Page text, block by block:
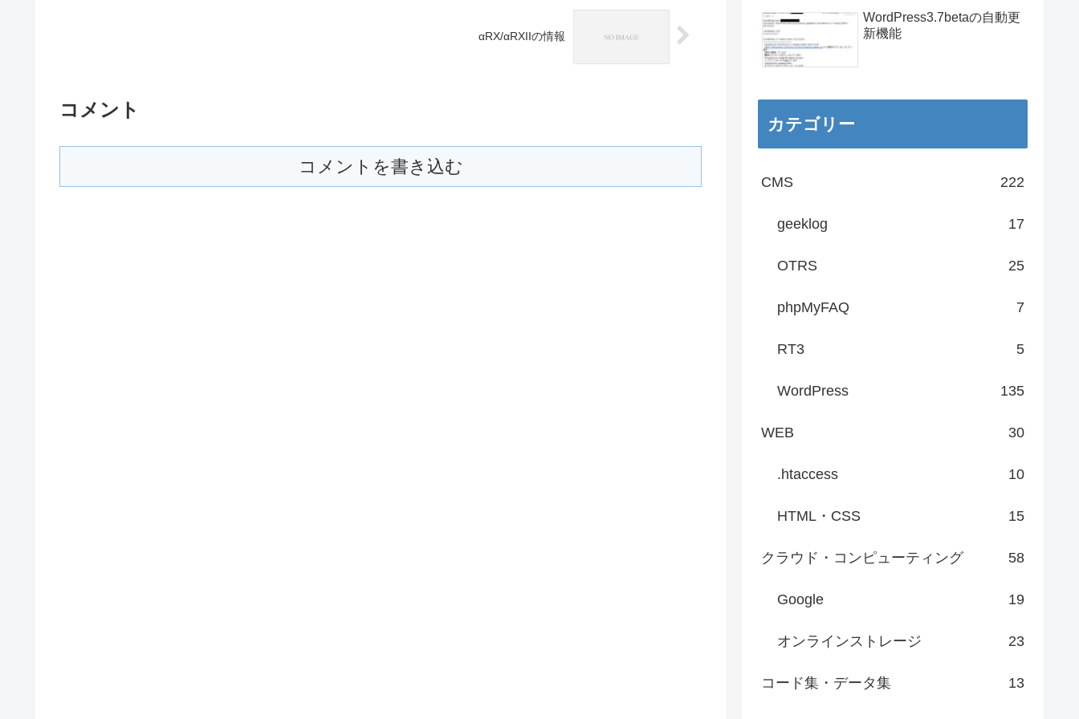
αRX/αRXIIの情報
コメント
コメントを書き込む
WordPress3.7betaの自動更
新機能
カテゴリー
CMS 222
geeklog 17
OTRS 25
phpMyFAQ 7
RT3 5
WordPress 135
WEB 30
.htaccess 10
HTML・CSS 15
クラウド・コンピューティング 58
Google 19
オンラインストレージ 23
コード集・データ集 13